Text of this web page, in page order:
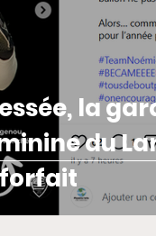
la
du
forfait